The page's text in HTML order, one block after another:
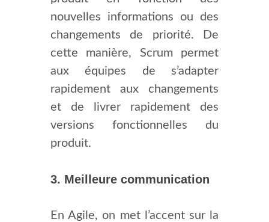
nouvelles informations ou des
changements de priorité. De
cette manière, Scrum permet
aux équipes de s’adapter
rapidement aux changements
et de livrer rapidement des
versions fonctionnelles du
produit.
3. Meilleure communication
En Agile, on met l’accent sur la